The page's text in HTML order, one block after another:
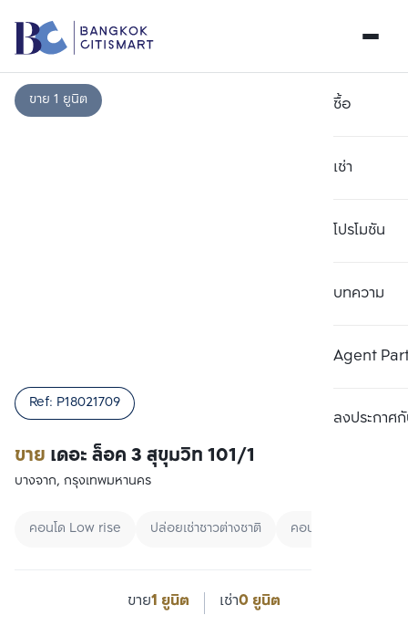
ซื้อ
เช่า
โปรโมชัน
บทความ
Agent
ลงประกาศกั
ขาย 1 ยูนิต
ขาย เดอะ ล็อค 3 สุขุมวิท 101/1
Ref: P18021709
บางจาก, กรุงเทพมหานคร
คอนโด Low rise ปล่อยเช่าชาวต่างชาติ คอนโดกรุงเทพ
ขาย1 ยูนิต เช่า0 ยูนิต